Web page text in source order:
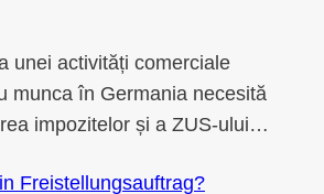
unei activități comerciale
munca în Germania necesită
impozitelor și a ZUS-ului…